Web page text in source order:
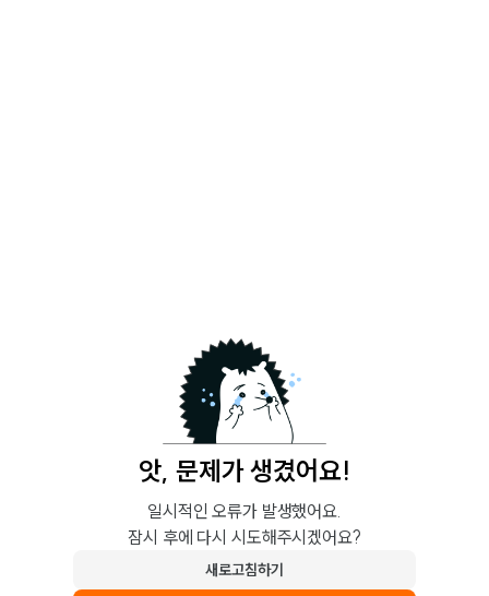
앗, 문제가 생겼어요!
일시적인 오류가 발생했어요.
잠시 후에 다시 시도해주시겠어요?
새로고침하기